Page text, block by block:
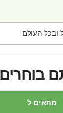
בוחרים
מתאים ל